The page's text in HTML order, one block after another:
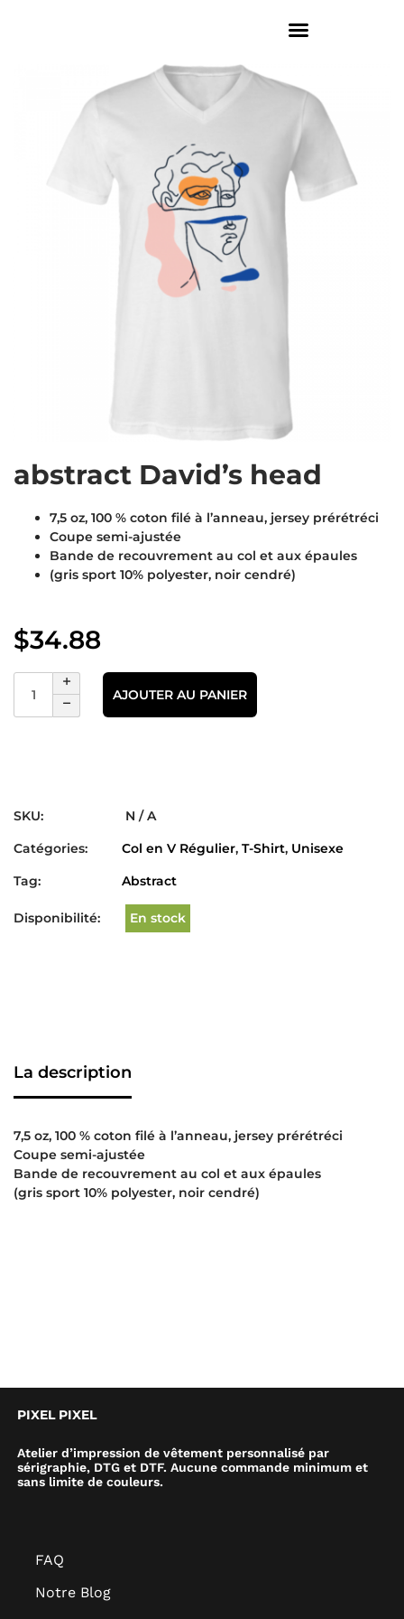
abstract David’s head
7,5 oz, 100 % coton filé à l’anneau, jersey prérétréci
Coupe semi-ajustée
Bande de recouvrement au col et aux épaules
(gris sport 10% polyester, noir cendré)
$34.88
AJOUTER AU PANIER
SKU:
N / A
Catégories:
Col en V Régulier, T-Shirt, Unisexe
Tag:
Abstract
Disponibilité: En stock
La description
7,5 oz, 100 % coton filé à l’anneau, jersey prérétréci
Coupe semi-ajustée
Bande de recouvrement au col et aux épaules
(gris sport 10% polyester, noir cendré)
PIXEL PIXEL
Atelier d’impression de vêtement personnalisé par
sérigraphie, DTG et DTF. Aucune commande minimum et
sans limite de couleurs.
FAQ
Notre Blog